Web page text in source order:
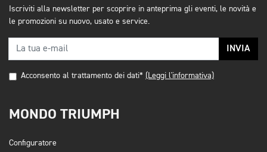
Iscriviti alla newsletter per scoprire in anteprima gli eventi, le novità e
le promozioni su nuovo, usato e service.
INVIA
Acconsento al trattamento dei dati* (Leggi l'informativa)
MONDO TRIUMPH
Configuratore